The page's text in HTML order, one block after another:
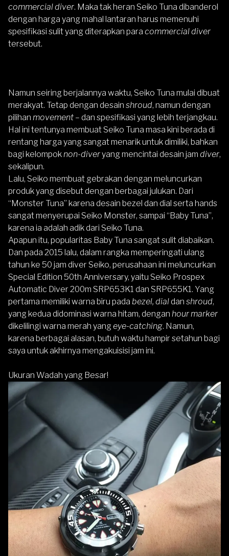
commercial diver. Maka tak heran Seiko Tuna dibanderol
dengan harga yang mahal lantaran harus memenuhi
spesifikasi sulit yang diterapkan para commercial diver
tersebut.
Namun seiring berjalannya waktu, Seiko Tuna mulai dibuat
merakyat. Tetap dengan desain shroud, namun dengan
pilihan movement – dan spesifikasi yang lebih terjangkau.
Hal ini tentunya membuat Seiko Tuna masa kini berada di
rentang harga yang sangat menarik untuk dimiliki, bahkan
bagi kelompoknon-diveryang mencintai desain jam diver,
sekalipun.
Lalu, Seiko membuat gebrakan dengan meluncurkan
produk yang disebut dengan berbagai julukan. Dari
“Monster Tuna” karena desain bezel dan dial serta hands
sangat menyerupai Seiko Monster, sampai “Baby Tuna”,
karena ia adalah adik dari Seiko Tuna.
Apapun itu, popularitas Baby Tuna sangat sulit diabaikan.
Dan pada 2015 lalu, dalam rangka memperingati ulang
tahun ke 50 jam diver Seiko, perusahaan ini meluncurkan
Special Edition 50th Anniversary, yaitu Seiko Prospex
Automatic Diver 200m SRP653K1 dan SRP655K1. Yang
pertama memiliki warna biru pada bezel, dialdan shroud,
yang kedua didominasi warna hitam, dengan hour marker
dikelilingi warna merah yang eye-catching. Namun,
karena berbagai alasan, butuh waktu hampir setahun bagi
saya untuk akhirnya mengakuisisi jam ini.
Ukuran Wadah yang Besar!